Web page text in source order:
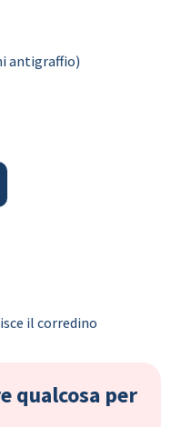
antigraffio)
il corredino
qualcosa per